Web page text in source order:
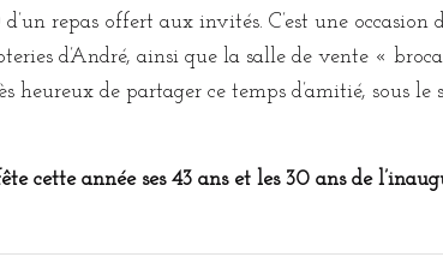
repas offert aux invités. C’est une
d’André, ainsi que la salle de vente «
heureux de partager ce temps d’amitié, sous le
cette année ses 43 ans et les 30 ans de